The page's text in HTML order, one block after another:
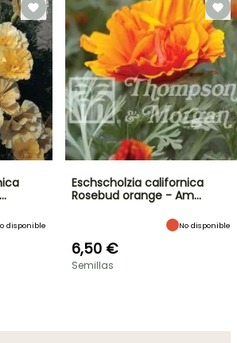
disponible
Eschscholzia californica
Rosebud orange - Am…
No disponible
6,50 €
Semillas